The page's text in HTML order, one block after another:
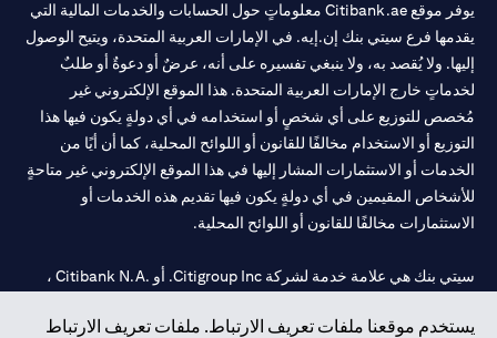
يستخدم موقعنا ملفات تعريف الارتباط. ملفات تعريف الارتباط
يوفر موقع Citibank.ae معلوماتٍ حول الحسابات والخدمات المالية التي
يقدمها فرع سيتي بنك إن.إيه. في الإمارات العربية المتحدة، ويتيح الوصول
إليها. ولا يُقصد به، ولا ينبغي تفسيره على أنه، عرضٌ أو دعوةٌ أو طلبٌ
لخدماتٍ خارج الإمارات العربية المتحدة. هذا الموقع الإلكتروني غير
مُخصص للتوزيع على أي شخصٍ أو استخدامه في أي دولةٍ يكون فيها هذا
التوزيع أو الاستخدام مخالفًا للقانون أو اللوائح المحلية، كما أن أيًا من
الخدمات أو الاستثمارات المشار إليها في هذا الموقع الإلكتروني غير متاحةٍ
للأشخاص المقيمين في أي دولةٍ يكون فيها تقديم هذه الخدمات أو
الاستثمارات مخالفًا للقانون أو اللوائح المحلية.
سيتي بنك هي علامة خدمة لشركة Citigroup Inc. أو .Citibank N.A ،